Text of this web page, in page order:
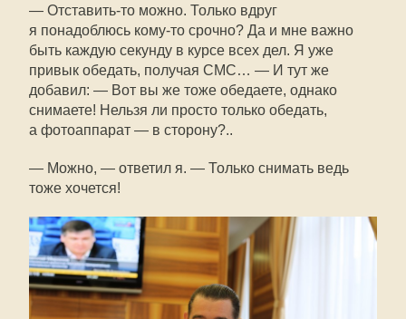
— Отставить-то можно. Только вдруг
я понадоблюсь кому-то срочно? Да и мне важно
быть каждую секунду в курсе всех дел. Я уже
привык обедать, получая СМС… — И тут же
добавил: — Вот вы же тоже обедаете, однако
снимаете! Нельзя ли просто только обедать,
а фотоаппарат — в сторону?..
— Можно, — ответил я. — Только снимать ведь
тоже хочется!